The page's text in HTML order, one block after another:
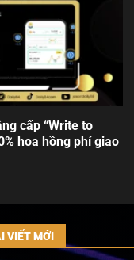
cấp “Write to
hoa hồng phí giao
VIẾT MỚI